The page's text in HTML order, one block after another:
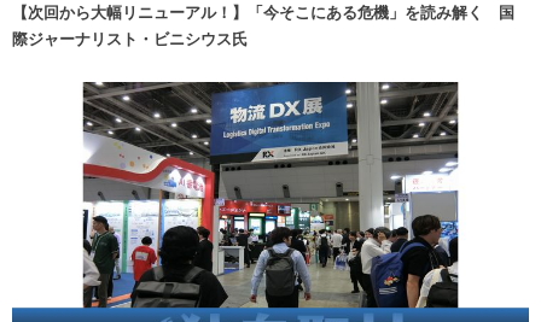
【次回から大幅リニューアル！】「今そこにある危機」を読み解く 国
際ジャーナリスト・ビニシウス氏